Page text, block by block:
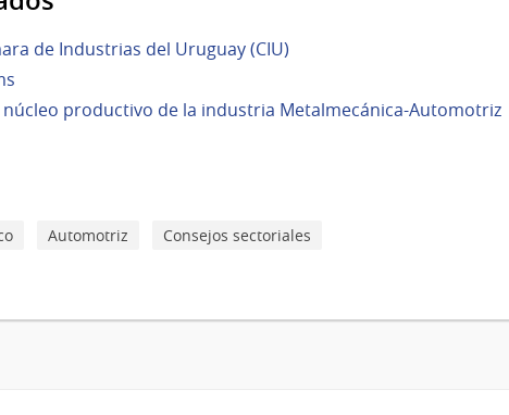
de Industrias del Uruguay (CIU)
productivo de la industria Metalmecánica-Automotriz
Automotriz Consejos sectoriales